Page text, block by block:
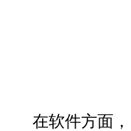
在软件方面，